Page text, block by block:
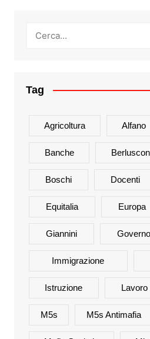
Tag
Agricoltura Alfano
Banche
Boschi Docenti
Equitalia Europa
Giannini Governo
Immigrazione
Istruzione Lavoro
M5s M5s Antimafia